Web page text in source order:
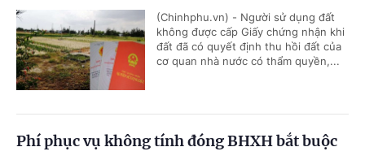
(Chinhphu.vn) - Người sử dụng đất
không được cấp Giấy chứng nhận khi
đất đã có quyết định thu hồi đất của
cơ quan nhà nước có thẩm quyền,...
Phí phục vụ không tính đóng BHXH bắt buộc